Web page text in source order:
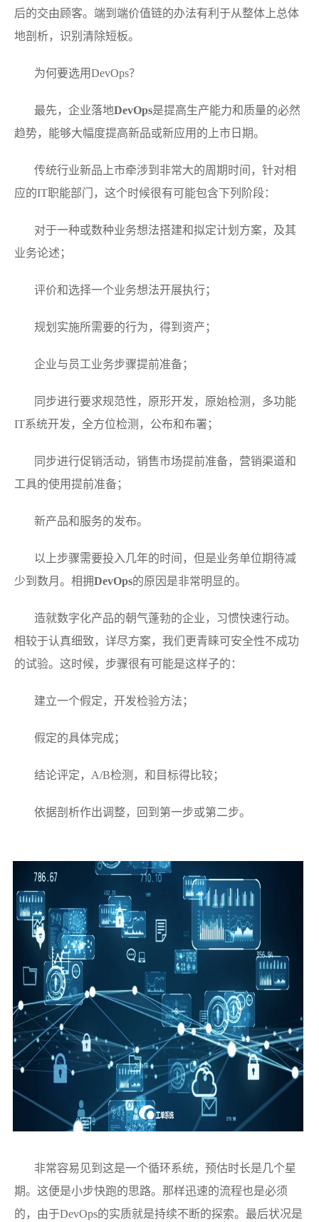
后的交由顾客。端到端价值链的办法有利于从整体上总体
地剖析，识别清除短板。
为何要选用DevOps？
最先，企业落地DevOps是提高生产能力和质量的必然
趋势，能够大幅度提高新品或新应用的上市日期。
传统行业新品上市牵涉到非常大的周期时间，针对相
应的IT职能部门，这个时候很有可能包含下列阶段：
对于一种或数种业务想法搭建和拟定计划方案，及其
业务论述；
评价和选择一个业务想法开展执行；
规划实施所需要的行为，得到资产；
企业与员工业务步骤提前准备；
同步进行要求规范性，原形开发，原始检测，多功能
IT系统开发，全方位检测，公布和布署；
同步进行促销活动，销售市场提前准备，营销渠道和
工具的使用提前准备；
新产品和服务的发布。
以上步骤需要投入几年的时间，但是业务单位期待减
少到数月。相拥DevOps的原因是非常明显的。
造就数字化产品的朝气蓬勃的企业，习惯快速行动。
相较于认真细致，详尽方案，我们更青睐可安全性不成功
的试验。这时候，步骤很有可能是这样子的：
建立一个假定，开发检验方法；
假定的具体完成；
结论评定，A/B检测，和目标得比较；
依据剖析作出调整，回到第一步或第二步。
非常容易见到这是一个循环系统，预估时长是几个星
期。这便是小步快跑的思路。那样迅速的流程也是必须
的，由于DevOps的实质就是持续不断的探索。最后状况是